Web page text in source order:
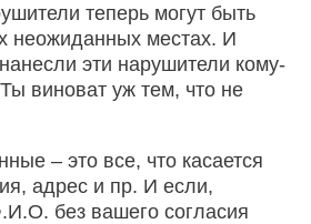
теперь могут быть
неожиданных местах. И
эти нарушители кому-
виноват уж тем, что не
– это все, что касается
адрес и пр. И если,
без вашего согласия